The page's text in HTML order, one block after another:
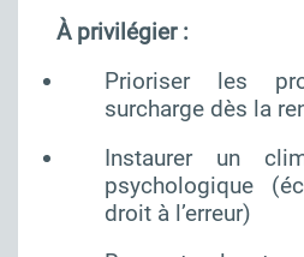
À privilégier :
Prioriser les
surcharge dès la
Instaurer un
psychologique
droit à l’erreur)